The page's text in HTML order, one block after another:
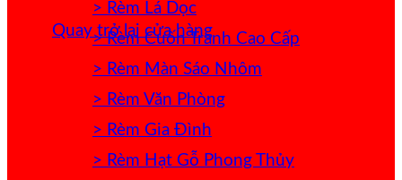
Quay trở lại cửa hàng
> Rèm Lá Dọc
> Rèm Cuốn Tranh Cao Cấp
> Rèm Màn Sáo Nhôm
> Rèm Văn Phòng
> Rèm Gia Đình
> Rèm Hạt Gỗ Phong Thủy